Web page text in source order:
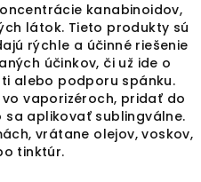
d
a
c
i
e
p
r
kanabinoidov,
látok. Tieto produkty sú
rýchle a účinné riešenie
účinkov, či už ide o
alebo podporu spánku.
vaporizéroch, pridať do
aplikovať sublingválne.
vrátane olejov, voskov,
tinktúr.